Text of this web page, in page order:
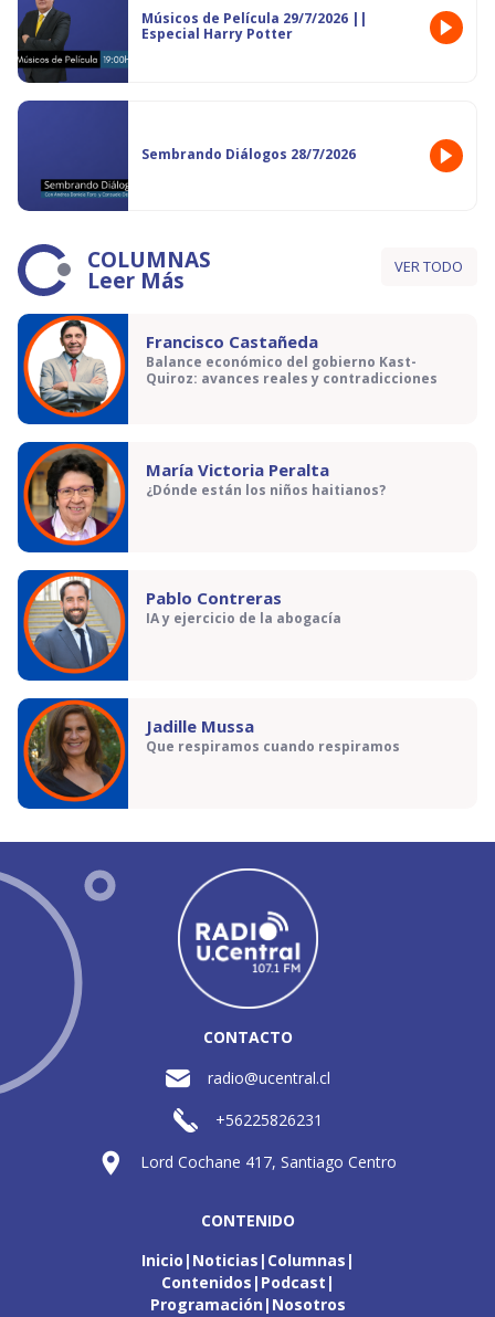
Músicos de Película 29/7/2026 ||
Especial Harry Potter
Sembrando Diálogos 28/7/2026
COLUMNAS
Leer Más VER TODO
Francisco Castañeda
Balance económico del gobierno Kast-
Quiroz: avances reales y contradicciones
María Victoria Peralta
¿Dónde están los niños haitianos?
Pablo Contreras
IA y ejercicio de la abogacía
Jadille Mussa
Que respiramos cuando respiramos
CONTACTO
radio@ucentral.cl
+56225826231
Lord Cochane 417, Santiago Centro
CONTENIDO
Inicio Noticias Columnas
Contenidos Podcast
Programación Nosotros